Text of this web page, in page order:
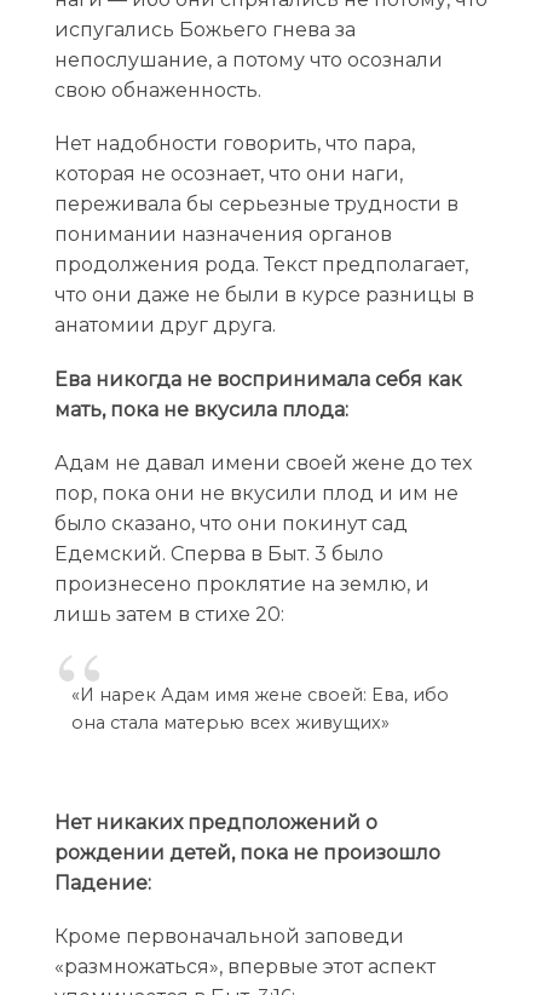
испугались Божьего гнева за
непослушание, а потому что осознали
свою обнаженность.
Нет надобности говорить, что пара,
которая не осознает, что они наги,
переживала бы серьезные трудности в
понимании назначения органов
продолжения рода. Текст предполагает,
что они даже не были в курсе разницы в
анатомии друг друга.
Ева никогда не воспринимала себя как
мать, пока не вкусила плода:
Адам не давал имени своей жене до тех
пор, пока они не вкусили плод и им не
было сказано, что они покинут сад
Едемский. Сперва в Быт. 3 было
произнесено проклятие на землю, и
лишь затем в стихе 20:
«И нарек Адам имя жене своей: Ева, ибо
она стала матерью всех живущих»
Нет никаких предположений о
рождении детей, пока не произошло
Падение:
Кроме первоначальной заповеди
«размножаться», впервые этот аспект